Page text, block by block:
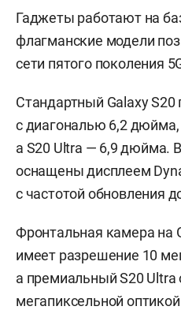
Гаджеты работают на
флагманские модели
сети пятого поколения
Стандартный Galaxy S20
с диагональю 6,2
а S20 Ultra — 6,9 дюйма.
оснащены дисплеем
с частотой обновления
Фронтальная камера на
имеет разрешение 10
а премиальный S20 Ultra
мегапиксельной